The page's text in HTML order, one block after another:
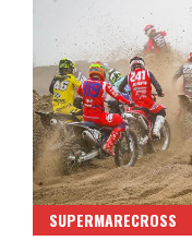
SUPERMARECROSS